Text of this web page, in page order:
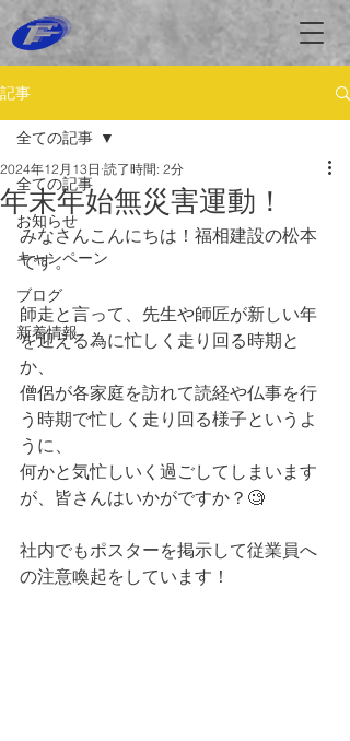
記事
全ての記事
お知らせ
キャンペーン
ブログ
新着情報
全ての記事
年末年始無災害運動！
2024年12月13日 読了時間: 2分
みなさんこんにちは！福相建設の松本
です。
師走と言って、先生や師匠が新しい年
を迎える為に忙しく走り回る時期と
か、
僧侶が各家庭を訪れて読経や仏事を行
う時期で忙しく走り回る様子というよ
うに、
何かと気忙しいく過ごしてしまいます
が、皆さんはいかがですか？🧐
社内でもポスターを掲示して従業員へ
の注意喚起をしています！